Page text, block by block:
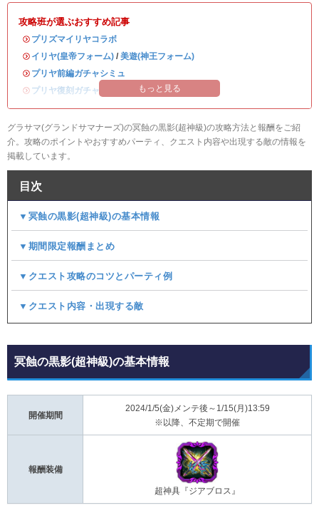
攻略班が選ぶおすすめ記事
・ プリズマイリヤコラボ
・ イリヤ(皇帝フォーム) / 美遊(神王フォーム)
・ プリヤ前編ガチャシミュ
・ プリヤ復刻ガチャシミュ もっと見る
グラサマ(グランドサマナーズ)の冥蝕の黒影(超神級)の攻略方法と報酬をご紹
介。攻略のポイントやおすすめパーティ、クエスト内容や出現する敵の情報を
掲載しています。
目次
▼冥蝕の黒影(超神級)の基本情報
▼期間限定報酬まとめ
▼クエスト攻略のコツとパーティ例
▼クエスト内容・出現する敵
冥蝕の黒影(超神級)の基本情報
開催期間
2024/1/5(金)メンテ後～1/15(月)13:59
※以降、不定期で開催
報酬装備
超神具『ジアブロス』